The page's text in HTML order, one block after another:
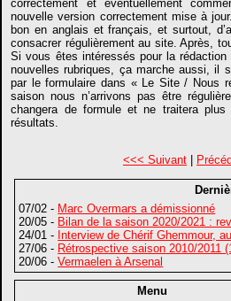
correctement et éventuellement
nouvelle version correctement mise à
bon en anglais et français, et surtout,
consacrer régulièrement au site. Après,
Si vous êtes intéressés pour la
nouvelles rubriques, ça marche aussi, il
par le formulaire dans « Le Site / Nous
saison nous n’arrivons pas être
changera de formule et ne traitera
résultats.
<<< Suivant|
07/02 - Marc Overmars a démissionné
20/05 - Bilan de la saison 2020/2021 :
24/01 - Interview de Chérif Ghemmour,
27/06 - Rétrospective saison 2010/2011
20/06 -Vermaelen à Arsenal
Menu